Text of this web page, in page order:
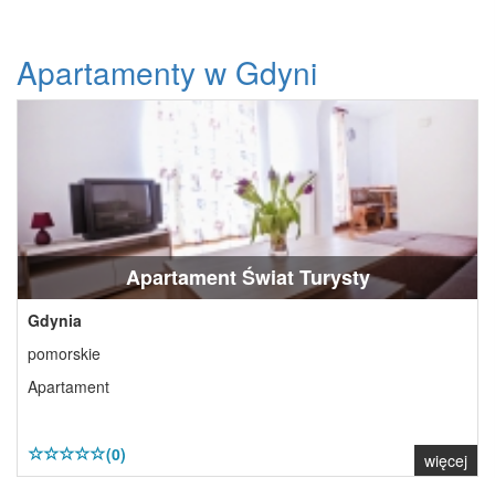
Apartamenty w Gdyni
Apartament Świat Turysty
Gdynia
pomorskie
Apartament
(0) więcej